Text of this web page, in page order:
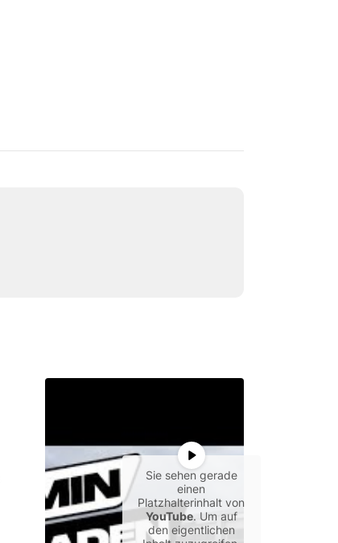
Sie sehen gerade
einen
Platzhalterinhalt von
YouTube. Um auf
den eigentlichen